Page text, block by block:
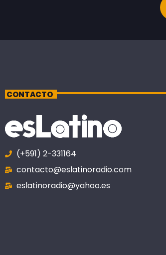
CONTACTO
(+591) 2-331164
contacto@eslatinoradio.com
eslatinoradio@yahoo.es